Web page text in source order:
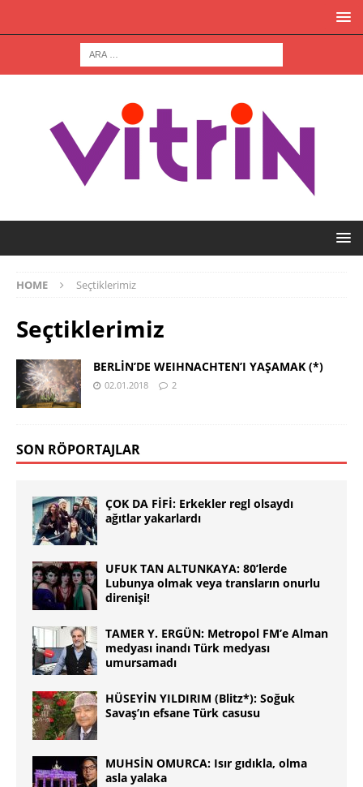
HOME Seçtiklerimiz
Seçtiklerimiz
BERLİN’DE WEIHNACHTEN’I YAŞAMAK (*)
02.01.2018 2
SON RÖPORTAJLAR
ÇOK DA FİFİ: Erkekler regl olsaydı
ağıtlar yakarlardı
UFUK TAN ALTUNKAYA: 80’lerde
Lubunya olmak veya transların onurlu
direnişi!
TAMER Y. ERGÜN: Metropol FM’e Alman
medyası inandı Türk medyası
umursamadı
HÜSEYİN YILDIRIM (Blitz*): Soğuk
Savaş’ın efsane Türk casusu
MUHSİN OMURCA: Isır gıdıkla, olma
asla yalaka